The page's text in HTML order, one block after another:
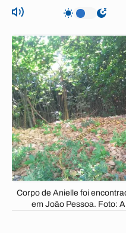
Corpo de Anielle foi
em João Pessoa. Foto: